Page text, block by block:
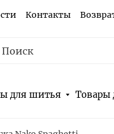
Контакты
для шитья